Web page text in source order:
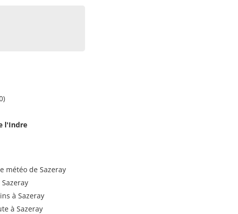
l'Indre
météo de Sazeray
à Sazeray
à Sazeray